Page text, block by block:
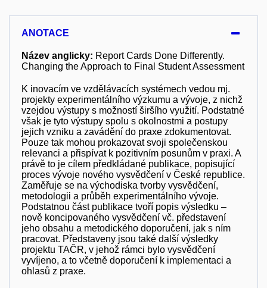
ANOTACE
Název anglicky: Report Cards Done Differently.
Changing the Approach to Final Student Assessment
K inovacím ve vzdělávacích systémech vedou mj.
projekty experimentálního výzkumu a vývoje, z nichž
vzejdou výstupy s možností širšího využití. Podstatné
však je tyto výstupy spolu s okolnostmi a postupy
jejich vzniku a zavádění do praxe zdokumentovat.
Pouze tak mohou prokazovat svoji společenskou
relevanci a přispívat k pozitivním posunům v praxi. A
právě to je cílem předkládané publikace, popisující
proces vývoje nového vysvědčení v České republice.
Zaměřuje se na východiska tvorby vysvědčení,
metodologii a průběh experimentálního vývoje.
Podstatnou část publikace tvoří popis výsledku –
nově koncipovaného vysvědčení vč. představení
jeho obsahu a metodického doporučení, jak s ním
pracovat. Představeny jsou také další výsledky
projektu TAČR, v jehož rámci bylo vysvědčení
vyvíjeno, a to včetně doporučení k implementaci a
ohlasů z praxe.